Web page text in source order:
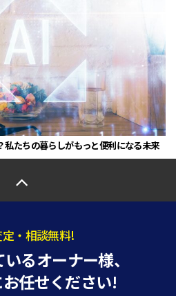
たちの暮らしがもっと便利になる未来
・相談無料!
るオーナー様、
任せください!